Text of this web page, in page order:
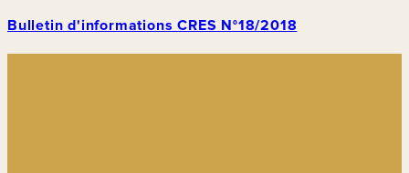
Bulletin d'informations CRES N°18/2018